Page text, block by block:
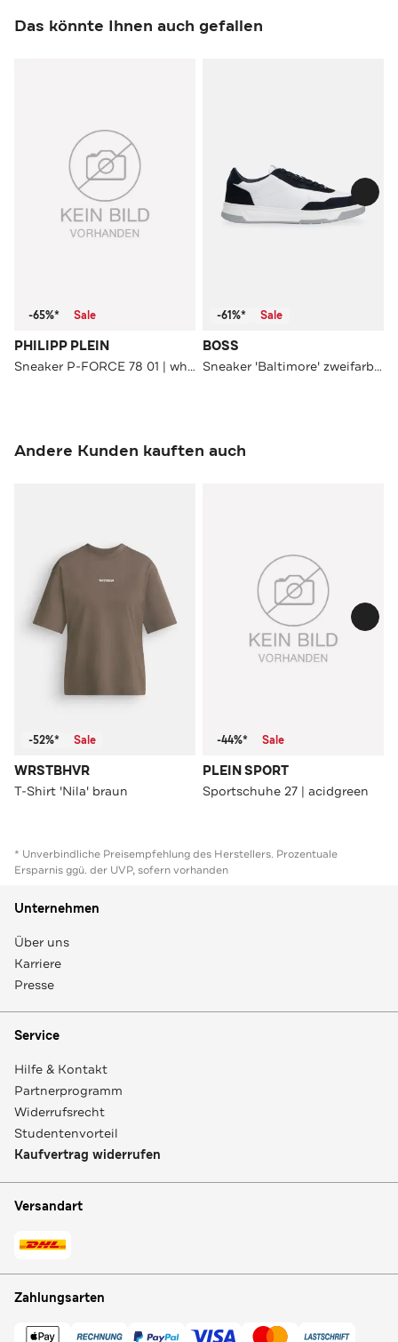
Das könnte Ihnen auch gefallen
-65%* Sale
PHILIPP PLEIN
Sneaker P-FORCE 78 01 | white
-61%* Sale
BOSS
Sneaker 'Baltimore' zweifarbig
Andere Kunden kauften auch
-52%* Sale
WRSTBHVR
T-Shirt 'Nila' braun
-44%* Sale
PLEIN SPORT
Sportschuhe 27 | acidgreen
* Unverbindliche Preisempfehlung des Herstellers. Prozentuale
Ersparnis ggü. der UVP, sofern vorhanden
Unternehmen
Über uns
Karriere
Presse
Service
Hilfe & Kontakt
Partnerprogramm
Widerrufsrecht
Studentenvorteil
Kaufvertrag widerrufen
Versandart
Zahlungsarten